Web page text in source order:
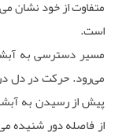
متفاوت از خود نشان
است.
مسیر دسترسی به
می‌رود. حرکت در دل
پیش از رسیدن به
از فاصله دور شنیده